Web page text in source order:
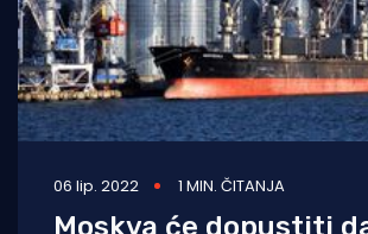
06 lip. 2022 1 MIN. ČITANJA
Moskva će dopustiti